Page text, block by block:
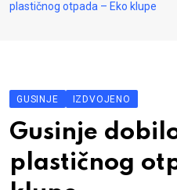
Oglasi
Hajtarhana
Kontakt
plastičnog otpada – Eko klupe
GUSINJE IZDVOJENO
Gusinje
plastičnog